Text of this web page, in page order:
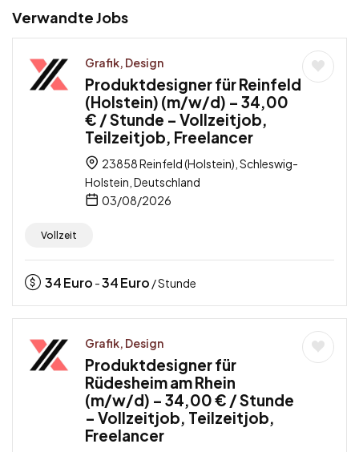
Verwandte Jobs
Grafik, Design
Produktdesigner für Reinfeld
(Holstein) (m/w/d) – 34,00
€ / Stunde – Vollzeitjob,
Teilzeitjob, Freelancer
23858 Reinfeld (Holstein), Schleswig-
Holstein, Deutschland
03/08/2026
Vollzeit
34Euro -34Euro / Stunde
Grafik, Design
Produktdesigner für
Rüdesheim am Rhein
(m/w/d) – 34,00 € / Stunde
– Vollzeitjob, Teilzeitjob,
Freelancer